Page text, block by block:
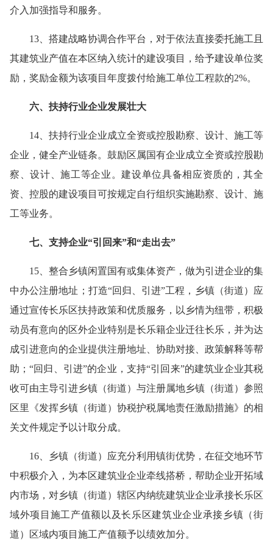
介入加强指导和服务。
13、搭建战略协调合作平台，对于依法直接委托施工且
其建筑业产值在本区纳入统计的建设项目，给予建设单位奖
励，奖励金额为该项目年度拨付给施工单位工程款的2%。
六、扶持行业企业发展壮大
14、扶持行业企业成立全资或控股勘察、设计、施工等
企业，健全产业链条。鼓励区属国有企业成立全资或控股勘
察、设计、施工等企业。建设单位具备相应资质的，其全
资、控股的建设项目可按规定自行组织实施勘察、设计、施
工等业务。
七、支持企业“引回来”和“走出去”
15、整合乡镇闲置国有或集体资产，做为引进企业的集
中办公注册地址；打造“回归、引进”工程，乡镇（街道）应
通过宣传长乐区扶持政策和优质服务，以乡情为纽带，积极
动员有意向的区外企业特别是长乐籍企业迁往长乐，并为达
成引进意向的企业提供注册地址、协助对接、政策解释等帮
助；“回归、引进”的企业，支持“引回来”的建筑业企业其税
收可由主导引进乡镇（街道）与注册属地乡镇（街道）参照
区里《发挥乡镇（街道）协税护税属地责任激励措施》的相
关文件规定予以计取分成。
16、乡镇（街道）应充分利用镇街优势，在征交地环节
中积极介入，为本区建筑业企业牵线搭桥，帮助企业开拓域
内市场，对乡镇（街道）辖区内纳统建筑业企业承接长乐区
域外项目施工产值额以及长乐区建筑业企业承接乡镇（街
道）区域内项目施工产值额予以绩效加分。